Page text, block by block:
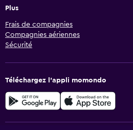
Plus
Frais de compagnies
Compagnies aériennes
Sécurité
Téléchargez l’appli momondo